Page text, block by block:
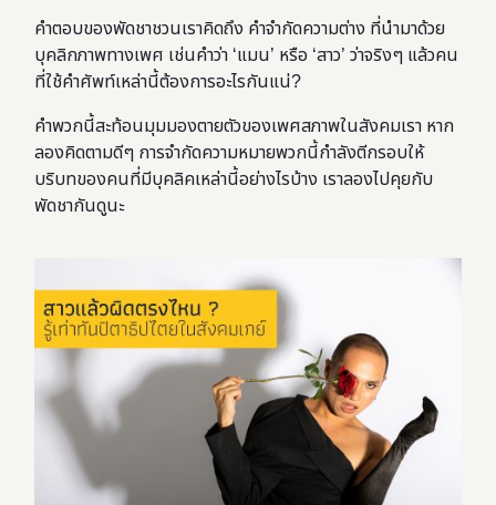
คำตอบของพัดชาชวนเราคิดถึง คำจำกัดความต่าง ที่นำมาด้วย
บุคลิกภาพทางเพศ​ เช่นคำว่า ‘แมน’ หรือ ‘สาว’ ว่าจริงๆ แล้วคน
ที่ใช้คำศัพท์เหล่านี้ต้องการอะไรกันแน่?​
คำพวกนี้สะท้อนมุมมองตายตัวของเพศสภาพในสังคมเรา หาก
ลองคิดตามดีๆ การจำกัดความหมายพวกนี้กำลังตีกรอบให้
บริบทของคนที่มีบุคลิคเหล่านี้อย่างไรบ้าง เราลองไปคุยกับ
พัดชากันดูนะ